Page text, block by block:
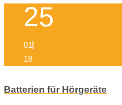
25
01
18
Batterien für Hörgeräte